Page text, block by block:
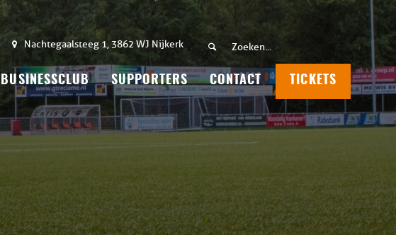
Nachtegaalsteeg 1, 3862 WJ Nijkerk
BUSINESSCLUB SUPPORTERS CONTACT TICKETS